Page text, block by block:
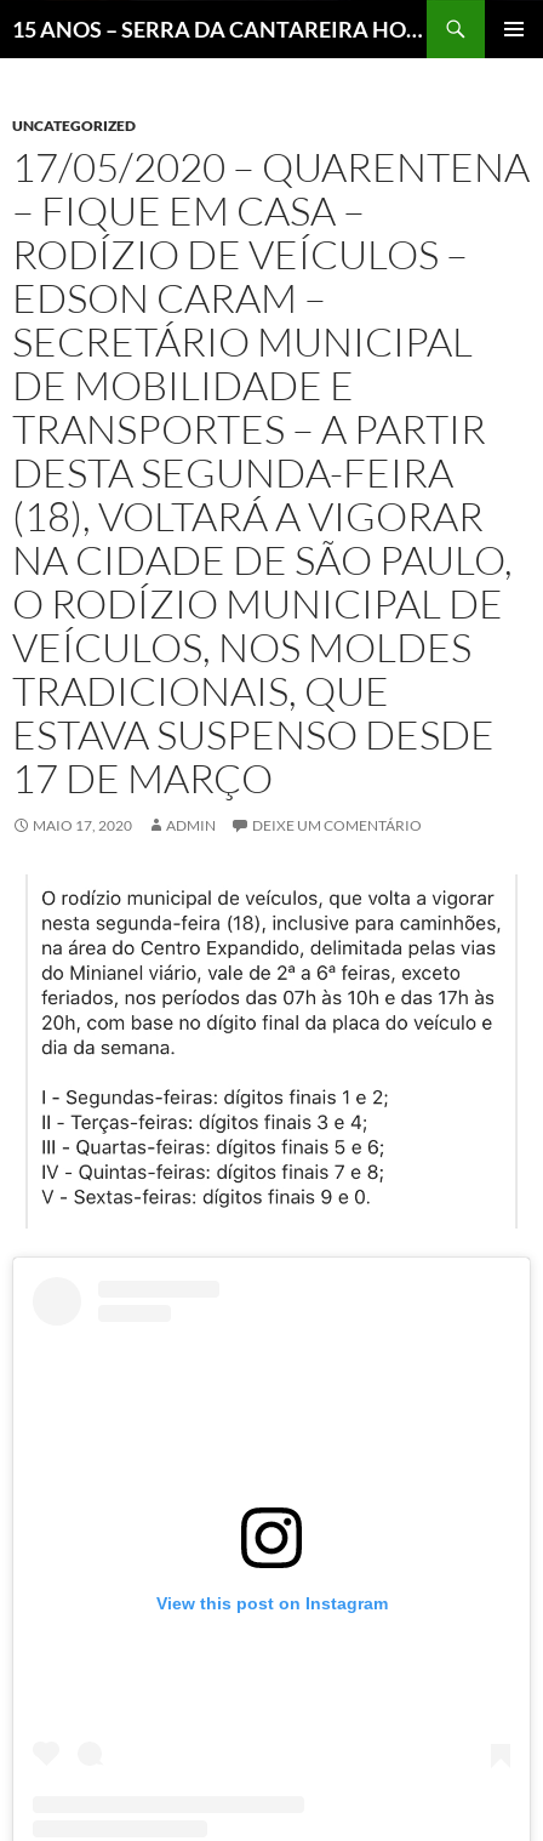
15 ANOS – SERRA DA CANTAREIRA HOJE E COTIDIANO DO BRASIL E DO MUNDO
UNCATEGORIZED
17/05/2020 – QUARENTENA
– FIQUE EM CASA –
RODÍZIO DE VEÍCULOS –
EDSON CARAM –
SECRETÁRIO MUNICIPAL
DE MOBILIDADE E
TRANSPORTES – A PARTIR
DESTA SEGUNDA-FEIRA
(18), VOLTARÁ A VIGORAR
NA CIDADE DE SÃO PAULO,
O RODÍZIO MUNICIPAL DE
VEÍCULOS, NOS MOLDES
TRADICIONAIS, QUE
ESTAVA SUSPENSO DESDE
17 DE MARÇO
MAIO 17, 2020 ADMIN DEIXE UM COMENTÁRIO
View this post on Instagram